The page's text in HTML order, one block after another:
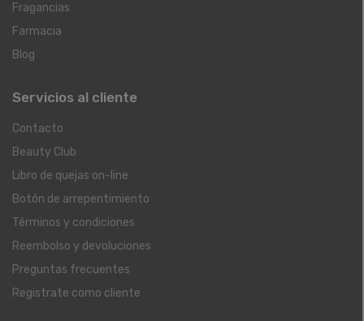
Fragancias
Farmacia
Blog
Servicios al cliente
Contacto
Beauty Club
Libro de quejas on-line
Botón de arrepentimiento
Términos y condiciones
Reembolso y devoluciones
Preguntas frecuentes
Registrate como cliente